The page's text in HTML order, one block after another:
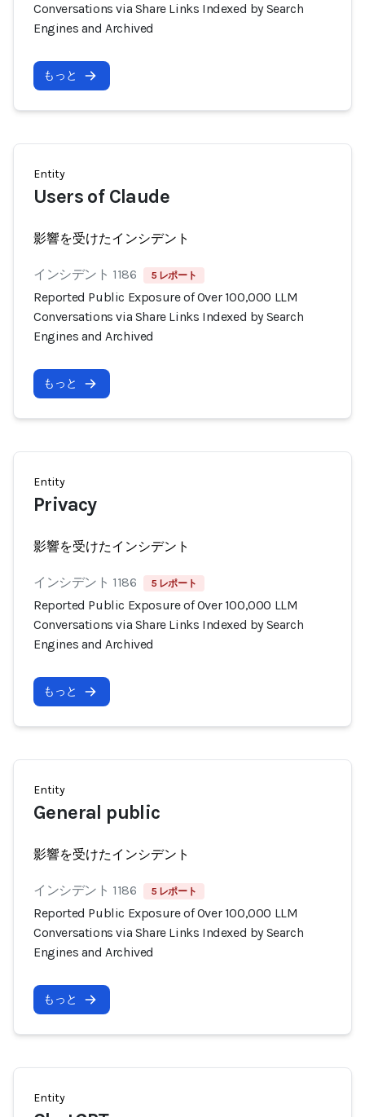
Conversations via Share Links Indexed by Search
Engines and Archived
もっと
Entity
Users of Claude
影響を受けたインシデント
インシデント 1186 5 レポート
Reported Public Exposure of Over 100,000 LLM
Conversations via Share Links Indexed by Search
Engines and Archived
もっと
Entity
Privacy
影響を受けたインシデント
インシデント 1186 5 レポート
Reported Public Exposure of Over 100,000 LLM
Conversations via Share Links Indexed by Search
Engines and Archived
もっと
Entity
General public
影響を受けたインシデント
インシデント 1186 5 レポート
Reported Public Exposure of Over 100,000 LLM
Conversations via Share Links Indexed by Search
Engines and Archived
もっと
Entity